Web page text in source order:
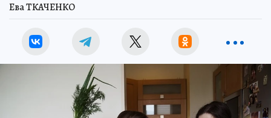
Ева ТКАЧЕНКО